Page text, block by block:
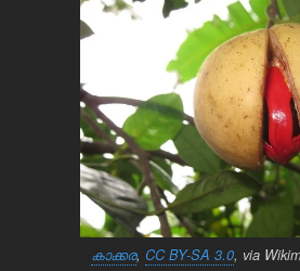
കാക്കര, CC BY-SA 3.0, via